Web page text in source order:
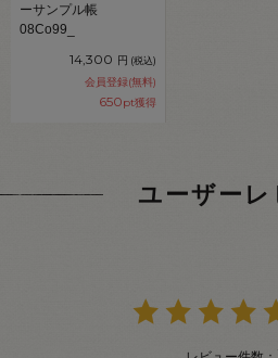
ーサンプル帳
08Co99_
14,300 円 (税込)
会員登録(無料)
650pt獲得
ユーザーレ